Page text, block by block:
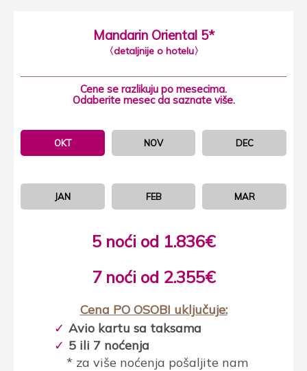
Mandarin Oriental 5*
〈detaljnije o hotelu〉
Cene se razlikuju po mesecima.
Odaberite mesec da saznate više.
OKT NOV DEC
JAN FEB MAR
5 noći od 1.836€
7 noći od 2.355€
Cena PO OSOBI uključuje:
Avio kartu sa taksama
5 ili 7 noćenja
* za više noćenja pošaljite nam